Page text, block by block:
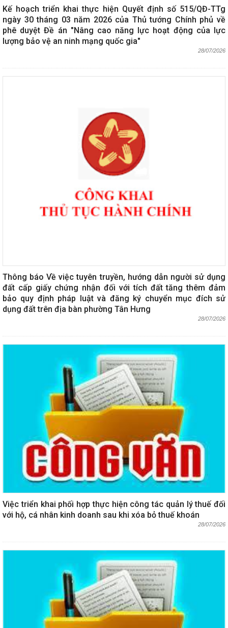
Kế hoạch triển khai thực hiện Quyết định số 515/QĐ-TTg
ngày 30 tháng 03 năm 2026 của Thủ tướng Chính phủ về
phê duyệt Đề án "Nâng cao năng lực hoạt động của lực
lượng bảo vệ an ninh mạng quốc gia"
28/07/2026
Thông báo Về việc tuyên truyền, hướng dẫn người sử dụng
đất cấp giấy chứng nhận đối với tích đất tăng thêm đảm
bảo quy định pháp luật và đăng ký chuyển mục đích sử
dụng đất trên địa bàn phường Tân Hưng
28/07/2026
Việc triển khai phối hợp thực hiện công tác quản lý thuế đối
với hộ, cá nhân kinh doanh sau khi xóa bỏ thuế khoán
28/07/2026